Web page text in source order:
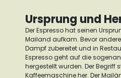
Ursprung und
Der Espresso hat seinen
Mailand aufkam. Bevor
Dampf zubereitet und in
Espresso geht auf die
hergestellt wurden. Der Begriff
Kaffeemaschine her. Der